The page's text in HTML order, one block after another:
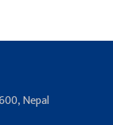
Nepal